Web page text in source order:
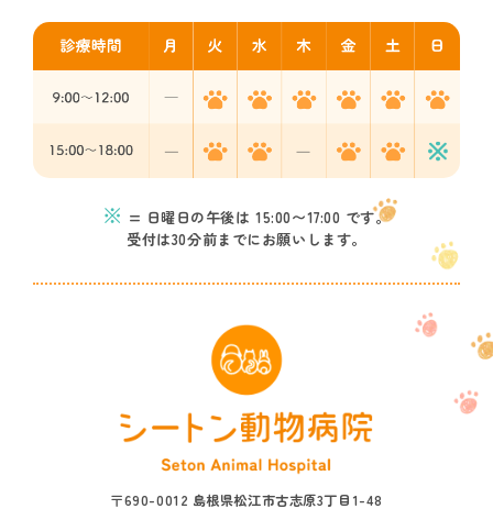
※ = 日曜日の午後は 15:00〜17:00 です。
受付は30分前までにお願いします。
〒690-0012 島根県松江市古志原3丁目1-48